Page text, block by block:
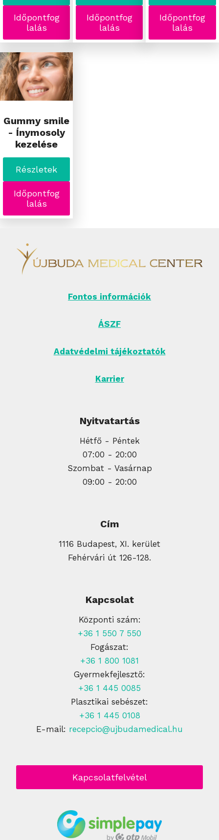
Időpontfog
lalás
Időpontfog
lalás
Időpontfog
lalás
Gummy smile
- Ínymosoly
kezelése
Részletek
Időpontfog
lalás
Fontos információk
ÁSZF
Adatvédelmi tájékoztatók
Karrier
Nyitvatartás
Hétfő - Péntek
07:00 - 20:00
Szombat - Vasárnap
09:00 - 20:00
Cím
1116 Budapest, XI. kerület
Fehérvári út 126-128.
Kapcsolat
Központi szám:
+36 1 550 7 550
Fogászat:
+36 1 800 1081
Gyermekfejlesztő:
+36 1 445 0085
Plasztikai sebészet:
+36 1 445 0108
E-mail: recepcio@ujbudamedical.hu
Kapcsolatfelvétel